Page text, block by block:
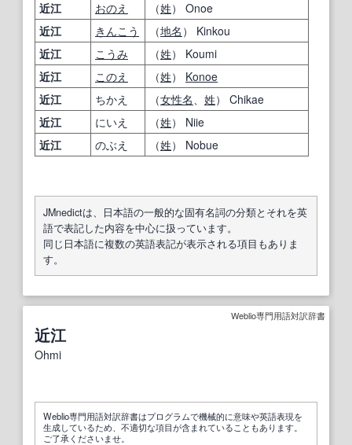
近江
おのえ （姓） Onoe
近江
きんこう （地名 ） Kinkou
近江
こうみ （姓） Koumi
近江
このえ （姓） Konoe
近江
ちかえ （女性名 姓） Chikae
近江
にいえ （姓） Niie
近江
のぶえ （姓） Nobue
JMnedictは、日本語の一般的な固有名詞の分類とそれを英
語で表記した内容を中心に扱っています。
同じ日本語に複数の英語表記が表示される項目もありま
す。
Weblio専門用語対訳辞書
近江
Ohmi
Weblio専門用語対訳辞書はプログラムで機械的に意味や英語表現を
生成しているため、不適切な項目が含まれていることもあります。
ご了承くださいませ。